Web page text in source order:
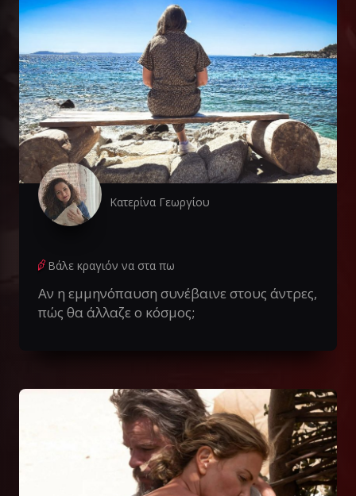
Κατερίνα Γεωργίου
Βάλε κραγιόν να στα πω
Αν η εμμηνόπαυση συνέβαινε στους άντρες,
πώς θα άλλαζε ο κόσμος;